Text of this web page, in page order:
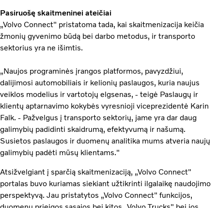
Pasiruošę skaitmeninei ateičiai
„Volvo Connect" pristatoma tada, kai skaitmenizacija keičia
žmonių gyvenimo būdą bei darbo metodus, ir transporto
sektorius yra ne išimtis.
„Naujos programinės įrangos platformos, pavyzdžiui,
dalijimosi automobiliais ir kelionių paslaugos, kuria naujus
veiklos modelius ir vartotojų elgsenas, - teigė Paslaugų ir
klientų aptarnavimo kokybės vyresnioji viceprezidentė Karin
Falk. - Pažvelgus į transporto sektorių, jame yra dar daug
galimybių padidinti skaidrumą, efektyvumą ir našumą.
Susietos paslaugos ir duomenų analitika mums atveria naujų
galimybių padėti mūsų klientams."
Atsižvelgiant į sparčią skaitmenizaciją, „Volvo Connect"
portalas buvo kuriamas siekiant užtikrinti ilgalaikę naudojimo
perspektyvą. Jau pristatytos „Volvo Connect" funkcijos,